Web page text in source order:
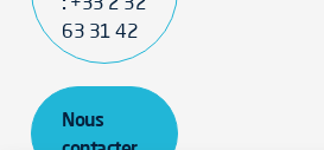
63 31 42
Nous